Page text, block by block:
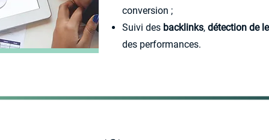
conversion ;
Suivi des backlinks, détection de
des performances.